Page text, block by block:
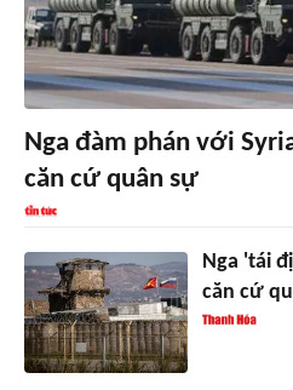
Nga đàm phán với
căn cứ quân sự
Nga 'tái
căn cứ